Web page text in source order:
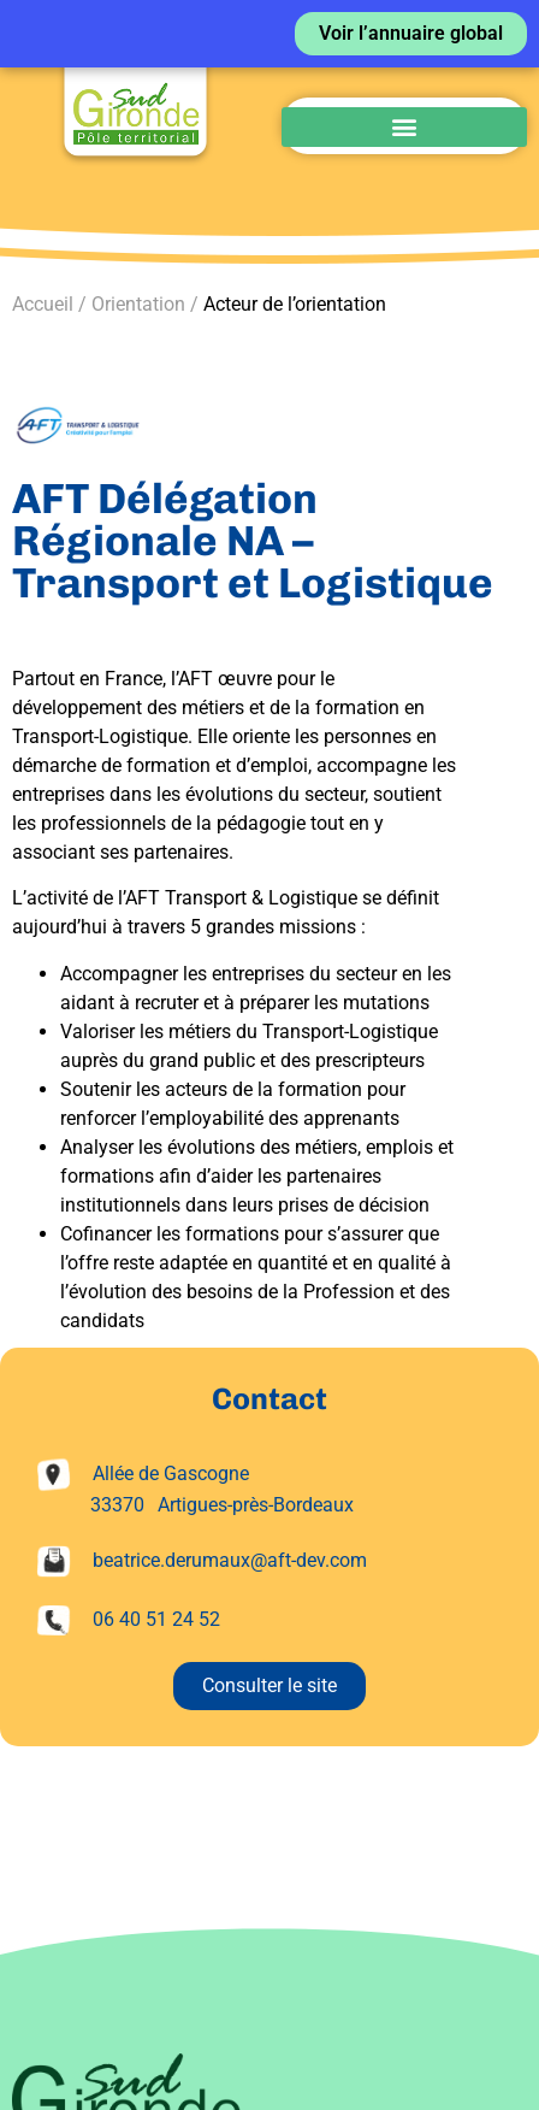
Voir l’annuaire global
Accueil / Orientation / Acteur de l’orientation
AFT Délégation
Régionale NA –
Transport et Logistique
Partout en France, l’AFT œuvre pour le
développement des métiers et de la formation en
Transport-Logistique. Elle oriente les personnes en
démarche de formation et d’emploi, accompagne les
entreprises dans les évolutions du secteur, soutient
les professionnels de la pédagogie tout en y
associant ses partenaires.
L’activité de l’AFT Transport & Logistique se définit
aujourd’hui à travers 5 grandes missions :
Accompagner les entreprises du secteur en les
aidant à recruter et à préparer les mutations
Valoriser les métiers du Transport-Logistique
auprès du grand public et des prescripteurs
Soutenir les acteurs de la formation pour
renforcer l’employabilité des apprenants
Analyser les évolutions des métiers, emplois et
formations afin d’aider les partenaires
institutionnels dans leurs prises de décision
Cofinancer les formations pour s’assurer que
l’offre reste adaptée en quantité et en qualité à
l’évolution des besoins de la Profession et des
candidats
Contact
Allée de Gascogne
33370
Artigues-près-Bordeaux
beatrice.derumaux@aft-dev.com
06 40 51 24 52
Consulter le site